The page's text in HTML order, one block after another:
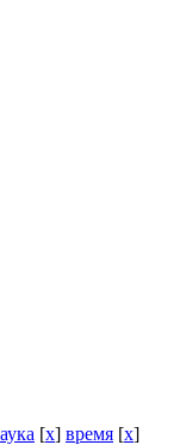
[x] время [x]